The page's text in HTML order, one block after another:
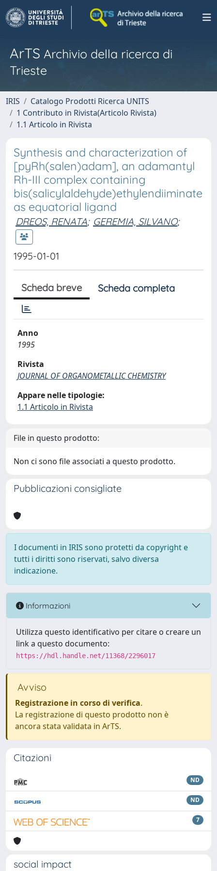
ArTS Archivio della ricerca di
Trieste
IRIS
Catalogo Prodotti Ricerca UNITS
1 Contributo in Rivista(Articolo Rivista)
1.1 Articolo in Rivista
Synthesis and characterization of
[pyRh(salen)adam], an adamantyl
Rh-III complex containing
bis(salicylaldehyde)ethylendiiminate
as equatorial ligand
DREOS, RENATA; GEREMIA, SILVANO;
1995-01-01
Scheda breve Scheda completa
Anno
1995
Rivista
JOURNAL OF ORGANOMETALLIC CHEMISTRY
Appare nelle tipologie:
1.1 Articolo in Rivista
File in questo prodotto:
Non ci sono file associati a questo prodotto.
Pubblicazioni consigliate
I documenti in IRIS sono protetti da copyright e
tutti i diritti sono riservati, salvo diversa
indicazione.
Informazioni
Utilizza questo identificativo per citare o creare un
link a questo documento:
https://hdl.handle.net/11368/2296017
Avviso
Registrazione in corso di verifica.
La registrazione di questo prodotto non è
ancora stata validata in ArTS.
Citazioni
ND
ND
7
social impact